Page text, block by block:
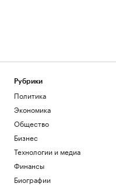
Рубрики
Политика
Экономика
Общество
Бизнес
Технологии и медиа
Финансы
Биографии